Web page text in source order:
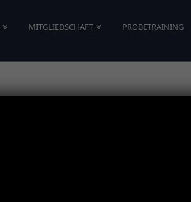
MITGLIEDSCHAFT PROBETRAINING